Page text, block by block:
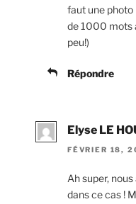
faut une photo
de 1000 mots
peu!)
Répondre
Elyse LE
FÉVRIER 18,
Ah super,
dans ce cas !